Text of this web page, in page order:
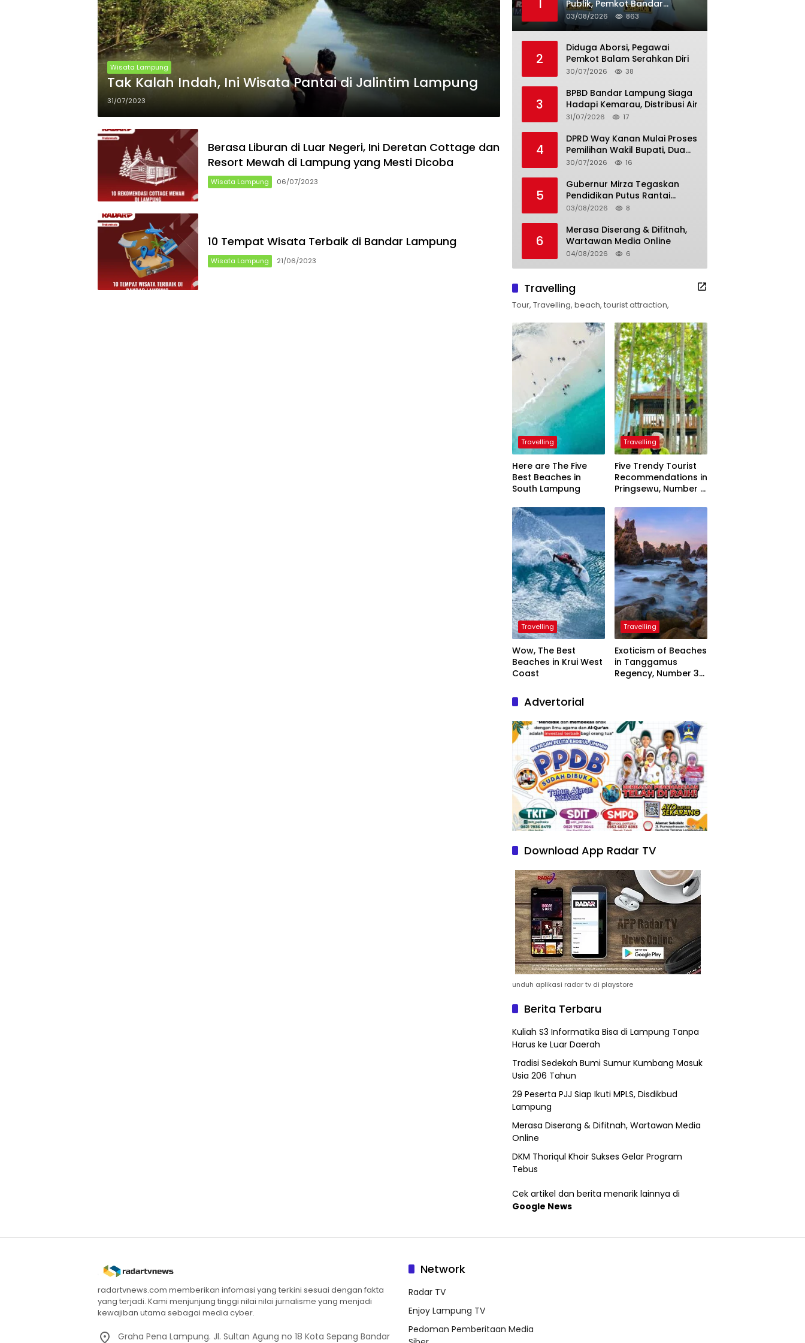
Wisata Lampung
Tak Kalah Indah, Ini Wisata Pantai di Jalintim Lampung
31/07/2023
Berasa Liburan di Luar Negeri, Ini Deretan Cottage dan
Resort Mewah di Lampung yang Mesti Dicoba
Wisata Lampung 06/07/2023
10 Tempat Wisata Terbaik di Bandar Lampung
Wisata Lampung 21/06/2023
1
Publik, Pemkot Bandar
Lampung Uji Coba Bus Umum
03/08/2026 863
2
Diduga Aborsi, Pegawai
Pemkot Balam Serahkan Diri
30/07/2026 38
3
BPBD Bandar Lampung Siaga
Hadapi Kemarau, Distribusi Air
31/07/2026 17
4
DPRD Way Kanan Mulai Proses
Pemilihan Wakil Bupati, Dua
Nama Resmi Bersaing
30/07/2026 16
5
Gubernur Mirza Tegaskan
Pendidikan Putus Rantai
Kemiskinan
03/08/2026 8
6
Merasa Diserang & Difitnah,
Wartawan Media Online
04/08/2026 6
Travelling
Tour, Travelling, beach, tourist attraction,
Travelling
Here are The Five
Best Beaches in
South Lampung
Travelling
Five Trendy Tourist
Recommendations in
Pringsewu, Number 3
President
Travelling
Wow, The Best
Beaches in Krui West
Coast
Travelling
Exoticism of Beaches
in Tanggamus
Regency, Number 3
Advertorial
Download App Radar TV
unduh aplikasi radar tv di playstore
Berita Terbaru
Kuliah S3 Informatika Bisa di Lampung Tanpa
Harus ke Luar Daerah
Tradisi Sedekah Bumi Sumur Kumbang Masuk
Usia 206 Tahun
29 Peserta PJJ Siap Ikuti MPLS, Disdikbud
Lampung
Merasa Diserang & Difitnah, Wartawan Media
Online
DKM Thoriqul Khoir Sukses Gelar Program
Tebus
Cek artikel dan berita menarik lainnya di
Google News
radartvnews.com memberikan infomasi yang terkini sesuai dengan fakta
yang terjadi. Kami menjunjung tinggi nilai nilai jurnalisme yang menjadi
kewajiban utama sebagai media cyber.
Graha Pena Lampung. Jl. Sultan Agung no 18 Kota Sepang Bandar
Network
Radar TV
Enjoy Lampung TV
Pedoman Pemberitaan Media